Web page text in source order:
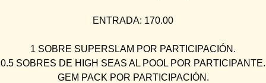
ENTRADA: 170.00
1 SOBRE SUPERSLAM POR PARTICIPACIÓN.
0.5 SOBRES DE HIGH SEAS AL POOL POR PARTICIPANTE.
GEM PACK POR PARTICIPACIÓN.